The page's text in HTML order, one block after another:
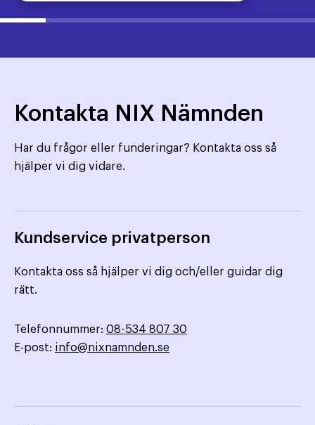
Kontakta NIX Nämnden
Har du frågor eller funderingar? Kontakta oss så
hjälper vi dig vidare.
Kundservice privatperson
Kontakta oss så hjälper vi dig och/eller guidar dig
rätt.
Telefonnummer: 08-534 807 30
E-post: info@nixnamnden.se